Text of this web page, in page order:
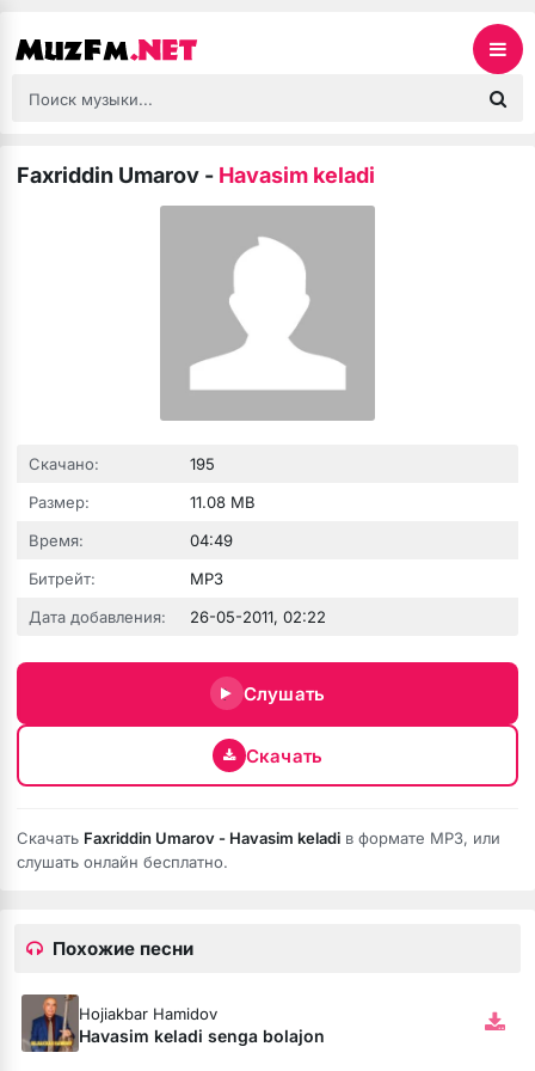
Faxriddin Umarov - Havasim keladi
Скачано:
195
Размер:
11.08 MB
Время:
04:49
Битрейт:
MP3
Дата добавления:
26-05-2011, 02:22
Слушать
Скачать
Скачать Faxriddin Umarov - Havasim keladi в формате MP3, или
слушать онлайн бесплатно.
Похожие песни
Hojiakbar Hamidov
Havasim keladi senga bolajon